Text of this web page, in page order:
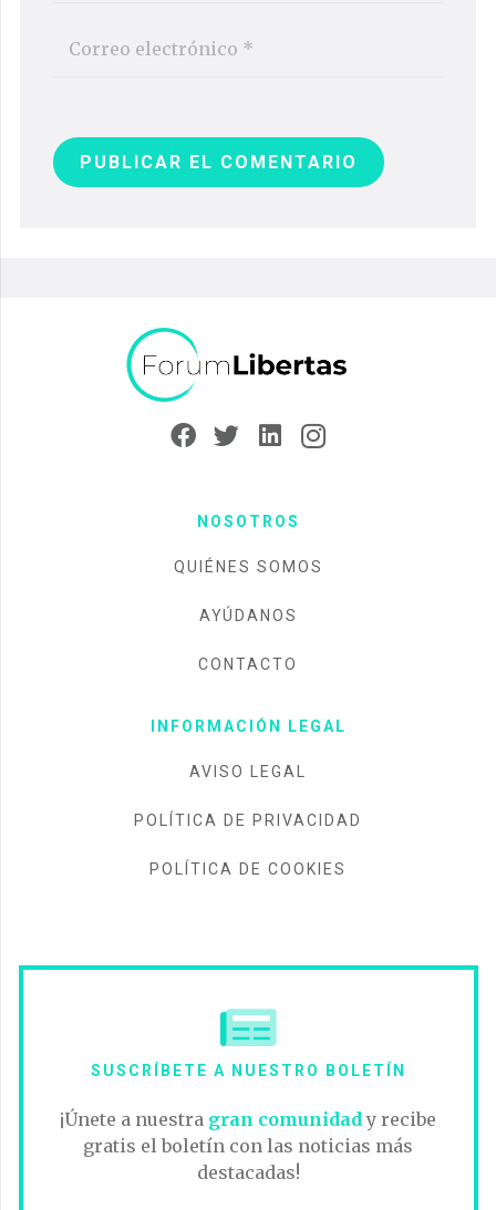
PUBLICAR EL COMENTARIO
NOSOTROS
QUIÉNES SOMOS
AYÚDANOS
CONTACTO
INFORMACIÓN LEGAL
AVISO LEGAL
POLÍTICA DE PRIVACIDAD
POLÍTICA DE COOKIES
SUSCRÍBETE A NUESTRO BOLETÍN
¡Únete a nuestra gran comunidad y recibe
gratis el boletín con las noticias más
destacadas!